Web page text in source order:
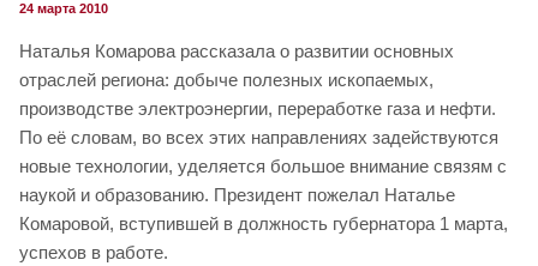
24 марта 2010
Наталья Комарова рассказала о развитии основных
отраслей региона: добыче полезных ископаемых,
производстве электроэнергии, переработке газа и нефти.
По её словам, во всех этих направлениях задействуются
новые технологии, уделяется большое внимание связям с
наукой и образованию. Президент пожелал Наталье
Комаровой, вступившей в должность губернатора 1 марта,
успехов в работе.